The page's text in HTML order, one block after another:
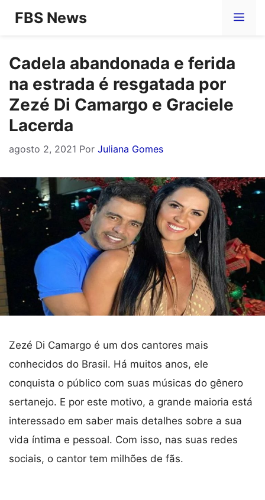
Pular
conteúdo
FBS News
Cadela abandonada e ferida
na estrada é resgatada por
Zezé Di Camargo e Graciele
Lacerda
agosto 2, 2021 Por Juliana Gomes
Zezé Di Camargo é um dos cantores mais
conhecidos do Brasil. Há muitos anos, ele
conquista o público com suas músicas do gênero
sertanejo. E por este motivo, a grande maioria está
interessado em saber mais detalhes sobre a sua
vida íntima e pessoal. Com isso, nas suas redes
sociais, o cantor tem milhões de fãs.